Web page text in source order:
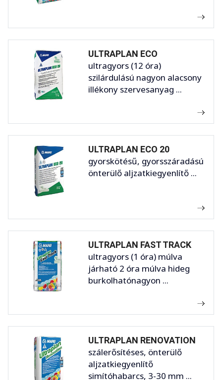
ULTRAPLAN ECO
ultragyors (12 óra)
szilárdulású nagyon alacsony
illékony szervesanyag ...
ULTRAPLAN ECO 20
gyorskötésű, gyorsszáradású
önterülő aljzatkiegyenlítő ...
ULTRAPLAN FAST TRACK
ultragyors (1 óra) múlva
járható 2 óra múlva hideg
burkolhatónagyon ...
ULTRAPLAN RENOVATION
szálerősítéses, önterülő
aljzatkiegyenlítő
simítóhabarcs, 3-30 mm ...